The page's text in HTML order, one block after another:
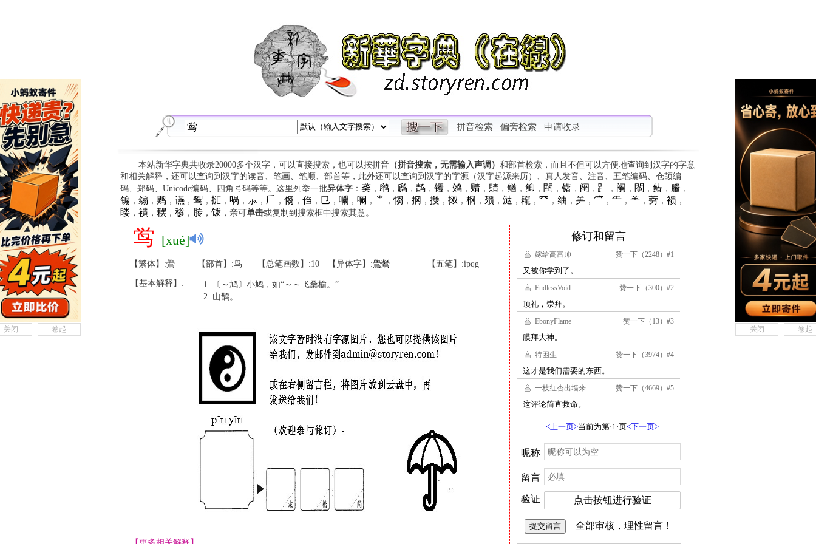
拼音检索 偏旁检索 申请收录
本站新华字典共收录20000多个汉字，可以直接搜索，也可以按拼音（拼音搜索，无需输入声调） 和部首检索，而且不但可以方便地查询到汉字的字意
和相关解释，还可以查询到汉字的读音、笔画、笔顺、部首等，此外还可以查询到汉字的字源（汉字起源来历）、真人发音、注音、五笔编码、仓颉编
码、郑码、Unicode编码、四角号码等等。这里列举一批异体字： 䶮 ， 䴙， 䴘， 䴖， 䦆， 䴔， 䞍， 䝼， 䲡 ， 䲟 ， 䦟 ， 䦃， 䦷 ， ⻊ ， 䦶 ， 䦛 ， 䲠 ， 䲢 ，
䦂 ， 䥇 ， 䴗， 䜩， 䴕， 㧟 ， 㖞 ， ⺗ ， 𠂆 ， 㑳 ， 㑇 ， 㔾 ， 㘚 ， 㘎 ， ⺌ ， 㥮 ， 㧏 ， 㩳， 㧐 ， 㭎 ， 㱮， 㳠 ， 䎱 ， ⺳ ， 䌷 ， ⺶， ⺮ ， ⺧， ⺷， 䓖， 䙌，
䁖， 䙡， 䎬 ， 䅟， 䏝， 䥽，亲可单击或复制到搜索框中搜索其意。
鸴 [xué]
【繁体】:鷽 【部首】:鸟 【总笔画数】:10 【异体字】:鷽鶯 【五笔】:ipqg
【基本解释】:
〔～鸠〕小鸠，如“～～飞桑榆。”
山鹊。
关闭 卷起 关闭 卷起